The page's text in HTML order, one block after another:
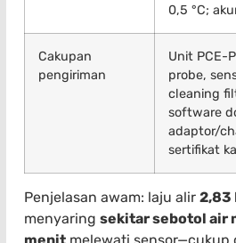
0,5 °C;
Cakupan
pengiriman
Unit PCE-
probe,
cleaning
software
adaptor/
sertifikat
Penjelasan awam: laju alir 2,83
menyaring sekitar sebotol air